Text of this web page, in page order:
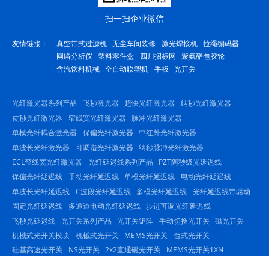
扫一扫企业微信
友情链接： 真空带式过滤机 无尘车间装修 激光焊接机 拉绳编码器
网络分析仪 塑料零件盒 四川招标网
聚氨酯包胶轮
含汽饮料机械 全自动吹塑机 手板 光开关
光纤激光器系列产品 飞秒激光器 超快光纤激光器
纳秒光纤激光器
皮秒光纤激光器
窄线宽光纤激光器
脉冲光纤激光器
单模光纤耦合激光器
保偏光纤激光器 中红外光纤激光器
单波长光纤激光器
可调谐光纤激光器 纳秒脉冲光纤激光器
ECL窄线宽光纤激光器
光纤延迟线系列产品
PZT阿秒级光延迟线
保偏光纤延迟线 手动光纤延迟线 单模光纤延迟线
电动光纤延迟线
单波长光纤延迟线 C波段光纤延迟线 多模光纤延迟线 光纤延迟线带驱动
固定光纤延迟线
多通道电动光纤延迟线 步进可调光纤延迟线
飞秒光延迟线 光开关系列产品 光开关矩阵 手动切换光开关 磁光开关
机械式光开关模块 机械式光开关 MEMS光开关
台式光开关
硅基高速光开关
NS光开关 2x2直通磁光开关
MEMS光开关1XN